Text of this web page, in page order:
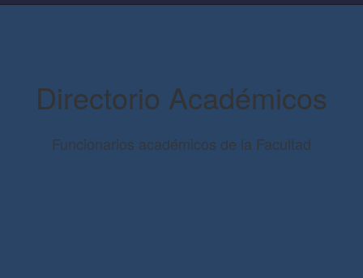
Directorio Académicos
Funcionarios académicos de la Facultad